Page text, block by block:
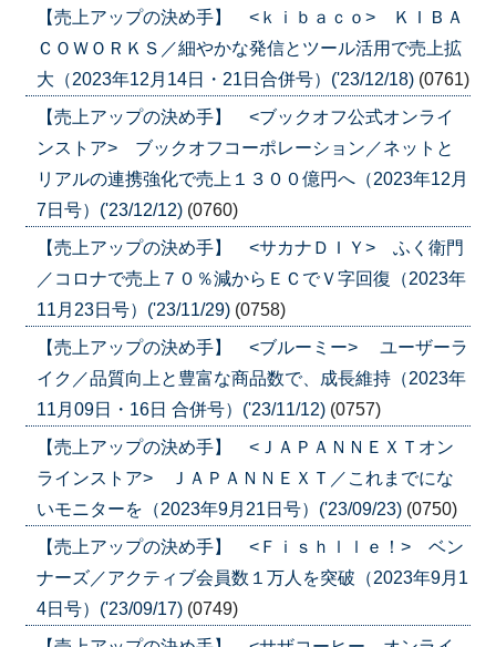
【売上アップの決め手】 <ｋｉｂａｃｏ> ＫＩＢＡ
ＣＯＷＯＲＫＳ／細やかな発信とツール活用で売上拡
大（2023年12月14日・21日合併号）('23/12/18) (0761)
【売上アップの決め手】 <ブックオフ公式オンライ
ンストア> ブックオフコーポレーション／ネットと
リアルの連携強化で売上１３００億円へ（2023年12月
7日号）('23/12/12) (0760)
【売上アップの決め手】 <サカナＤＩＹ> ふく衛門
／コロナで売上７０％減からＥＣでＶ字回復（2023年
11月23日号）('23/11/29) (0758)
【売上アップの決め手】 <ブルーミー> ユーザーラ
イク／品質向上と豊富な商品数で、成長維持（2023年
11月09日・16日 合併号）('23/11/12) (0757)
【売上アップの決め手】 <ＪＡＰＡＮＮＥＸＴオン
ラインストア> ＪＡＰＡＮＮＥＸＴ／これまでにな
いモニターを（2023年9月21日号）('23/09/23) (0750)
【売上アップの決め手】 <Ｆｉｓｈｌｌｅ！> ベン
ナーズ／アクティブ会員数１万人を突破（2023年9月1
4日号）('23/09/17) (0749)